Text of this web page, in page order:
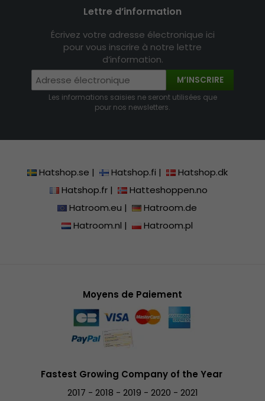
Lettre d’information
Écrivez votre adresse électronique ici
pour vous inscrire à notre lettre
d’information.
M’INSCRIRE
Les informations saisies ne seront utilisées que
pour nos newsletters.
Hatshop.se | Hatshop.fi |
Hatshop.dk
Hatshop.fr|
Hatteshoppen.no
Hatroom.eu |
Hatroom.de
Hatroom.nl | Hatroom.pl
Moyens de Paiement
Fastest Growing Company of the Year
2017 - 2018 - 2019 - 2020 - 2021